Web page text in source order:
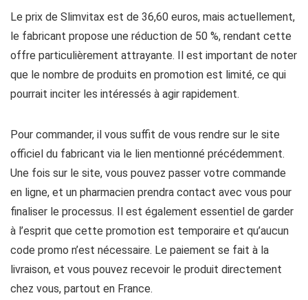
Le prix de Slimvitax est de 36,60 euros, mais actuellement,
le fabricant propose une réduction de 50 %, rendant cette
offre particulièrement attrayante. Il est important de noter
que le nombre de produits en promotion est limité, ce qui
pourrait inciter les intéressés à agir rapidement.
Pour commander, il vous suffit de vous rendre sur le site
officiel du fabricant via le lien mentionné précédemment.
Une fois sur le site, vous pouvez passer votre commande
en ligne, et un pharmacien prendra contact avec vous pour
finaliser le processus. Il est également essentiel de garder
à l’esprit que cette promotion est temporaire et qu’aucun
code promo n’est nécessaire. Le paiement se fait à la
livraison, et vous pouvez recevoir le produit directement
chez vous, partout en France.